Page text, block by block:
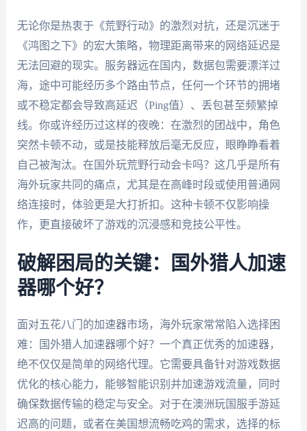
无论你是热衷于《荒野行动》的激烈对抗，还是沉迷于
《鸿图之下》的宏大策略，物理距离带来的网络延迟是
无法回避的现实。服务器远在国内，数据包需要漂洋过
海，途中可能经历多个路由节点，任何一个环节的拥堵
或不稳定都会导致高延迟（Ping值）、丢包甚至频繁掉
线。你或许经历过这样的夜晚：在激烈的团战中，角色
突然卡顿不动，或是技能释放后毫无反应，眼睁睁看着
自己被淘汰。在国外玩荒野行动会卡吗？这几乎是所有
海外玩家共同的痛点，尤其是在高峰时段或使用普通网
络连接时，体验更是大打折扣。这种卡顿不仅影响操
作，更直接破坏了游戏的沉浸感和竞技公平性。
破解困局的关键：国外猎人加速
器哪个好？
面对五花八门的加速器市场，海外玩家常常陷入选择困
难：国外猎人加速器哪个好？一个真正优秀的加速器，
绝不仅仅是简单的网络代理。它需要具备针对游戏数据
优化的核心能力，能够智能识别并加速游戏流量，同时
确保数据传输的稳定与安全。对于在澳洲玩国服手游延
迟高的问题，或者在美国想流畅吃鸡的需求，选择的标